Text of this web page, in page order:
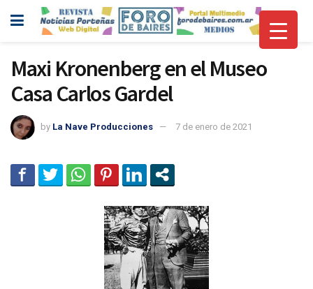
Maxi Kronenberg en el Museo
Casa Carlos Gardel
by La Nave Producciones 7 de enero de 2021